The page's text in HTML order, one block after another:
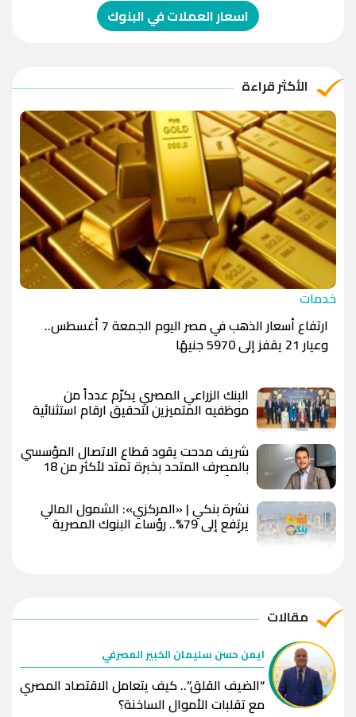
الدولار الإسترالي -1.0000
الريال القطري
الدينار الأردني
-1.0000
-1.0000
اسعار العملات في البنوك
الأكثر قراءة
خدمات
ارتفاع أسعار الذهب في مصر اليوم الجمعة 7 أغسطس..
وعيار 21 يقفز إلى 5970 جنيهًا
البنك الزراعي المصري يكرّم عدداً من
موظفيه المتميزين لتحقيق ارقام استثنائية
في القروض الشخصية خلال الربع الأول من
2026
شريف مدحت يقود قطاع الاتصال المؤسسي
بالمصرف المتحد بخبرة تمتد لأكثر من 18
عاماً
نشرة بنكي | «المركزي»: الشمول المالي
يرتفع إلى 79%.. رؤساء البنوك المصرية
يتألقون في قائمة فوربس.. وقطاع البنوك
مقالات
ايمن حسن سليمان الخبير المصرفي
“الضيف القلق”.. كيف يتعامل الاقتصاد المصري
مع تقلبات الأموال الساخنة؟